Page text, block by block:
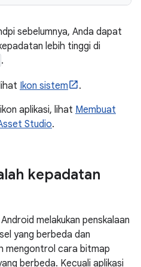
sebelumnya, Anda dapat
lebih tinggi di
.
Ikon sistem
.
aplikasi, lihat Membuat
Studio.
kepadatan
melakukan penskalaan
yang berbeda dan
mengontrol cara bitmap
berbeda. Kecuali aplikasi